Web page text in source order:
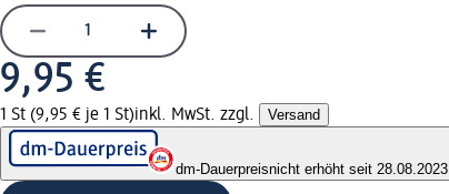
9,95 €
1 St (9,95 € je 1 St)inkl. MwSt. zzgl. Versand
dm-Dauerpreisnicht erhöht seit 28.08.2023